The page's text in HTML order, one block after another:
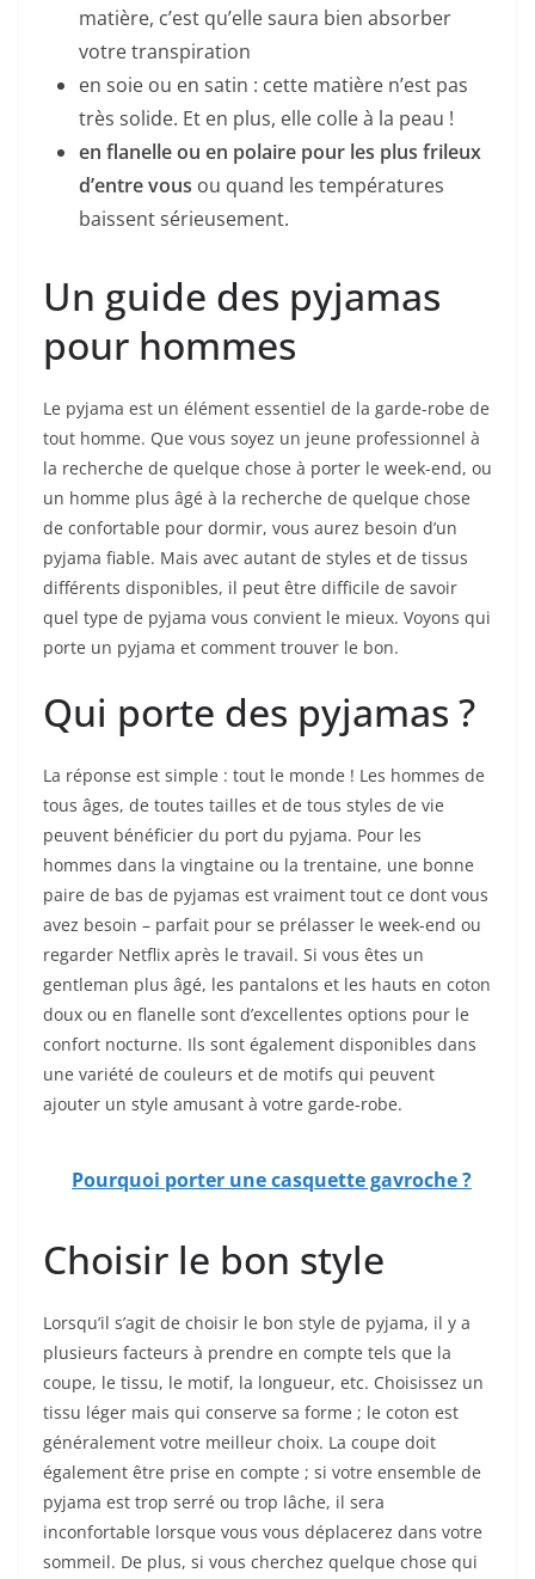
matière, c’est qu’elle saura bien absorber
votre transpiration
en soie ou en satin : cette matière n’est pas
très solide. Et en plus, elle colle à la peau !
en flanelle ou en polaire pour les plus frileux
d’entre vous ou quand les températures
baissent sérieusement.
Un guide des pyjamas
pour hommes
Le pyjama est un élément essentiel de la garde-robe de
tout homme. Que vous soyez un jeune professionnel à
la recherche de quelque chose à porter le week-end, ou
un homme plus âgé à la recherche de quelque chose
de confortable pour dormir, vous aurez besoin d’un
pyjama fiable. Mais avec autant de styles et de tissus
différents disponibles, il peut être difficile de savoir
quel type de pyjama vous convient le mieux. Voyons qui
porte un pyjama et comment trouver le bon.
Qui porte des pyjamas ?
La réponse est simple : tout le monde ! Les hommes de
tous âges, de toutes tailles et de tous styles de vie
peuvent bénéficier du port du pyjama. Pour les
hommes dans la vingtaine ou la trentaine, une bonne
paire de bas de pyjamas est vraiment tout ce dont vous
avez besoin – parfait pour se prélasser le week-end ou
regarder Netflix après le travail. Si vous êtes un
gentleman plus âgé, les pantalons et les hauts en coton
doux ou en flanelle sont d’excellentes options pour le
confort nocturne. Ils sont également disponibles dans
une variété de couleurs et de motifs qui peuvent
ajouter un style amusant à votre garde-robe.
Pourquoi porter une casquette gavroche ?
Choisir le bon style
Lorsqu’il s’agit de choisir le bon style de pyjama, il y a
plusieurs facteurs à prendre en compte tels que la
coupe, le tissu, le motif, la longueur, etc. Choisissez un
tissu léger mais qui conserve sa forme ; le coton est
généralement votre meilleur choix. La coupe doit
également être prise en compte ; si votre ensemble de
pyjama est trop serré ou trop lâche, il sera
inconfortable lorsque vous vous déplacerez dans votre
sommeil. De plus, si vous cherchez quelque chose qui